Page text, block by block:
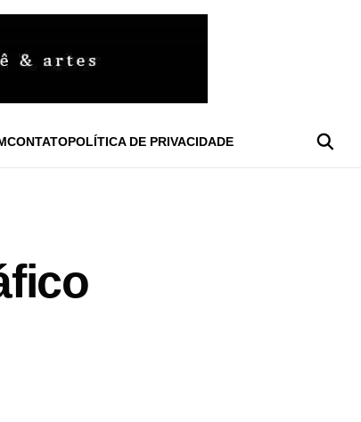
CONTATOPOLÍTICA DE PRIVACIDADE